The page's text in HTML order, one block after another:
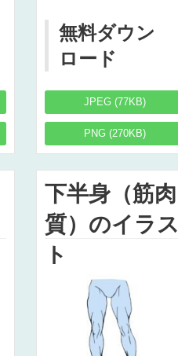
無料ダウン
ロード
JPEG (77KB)
PNG (270KB)
下半身（筋肉
質）のイラス
ト